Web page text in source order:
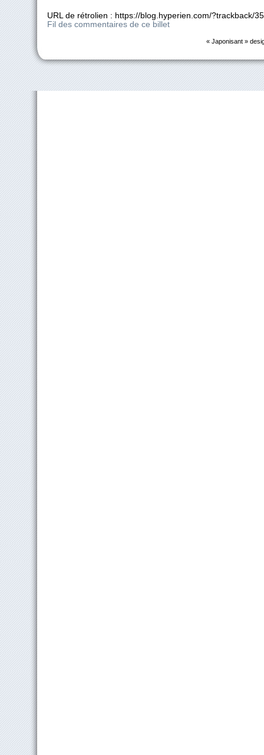
URL de rétrolien : https://blog.hyperien.com/?trackback/
Fil des commentaires de ce billet
« Japonisant »